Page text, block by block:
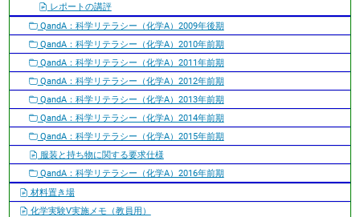
レポートの講評
QandA：科学リテラシー（化学A）2009年後期
QandA：科学リテラシー（化学A）2010年前期
QandA：科学リテラシー（化学A）2011年前期
QandA：科学リテラシー（化学A）2012年前期
QandA：科学リテラシー（化学A）2013年前期
QandA：科学リテラシー（化学A）2014年前期
QandA：科学リテラシー（化学A）2015年前期
服装と持ち物に関する要求仕様
QandA：科学リテラシー（化学A）2016年前期
材料置き場
化学実験V実施メモ（教員用）